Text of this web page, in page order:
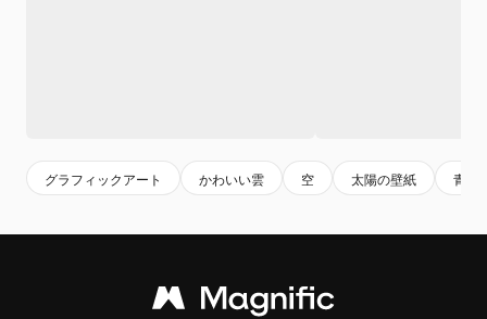
グラフィックアート かわいい雲 空 太陽の壁紙 青い